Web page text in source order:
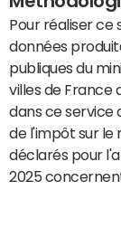
Pour réaliser ce
données
publiques du
villes de France
dans ce service
de l'impôt sur le
déclarés pour
2025